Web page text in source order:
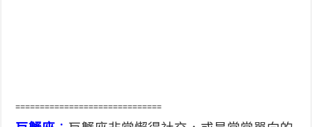
==============================